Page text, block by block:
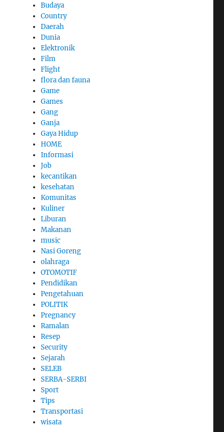
Budaya
Country
Daerah
Dunia
Elektronik
Film
Flight
flora dan fauna
Game
Games
Gang
Ganja
Gaya Hidup
HOME
Informasi
Job
kecantikan
kesehatan
Komunitas
Kuliner
Liburan
Makanan
music
Nasi Goreng
olahraga
OTOMOTIF
Pendidikan
Pengetahuan
POLITIK
Pregnancy
Ramalan
Resep
Security
Sejarah
SELEB
SERBA-SERBI
Sport
Tips
Transportasi
wisata